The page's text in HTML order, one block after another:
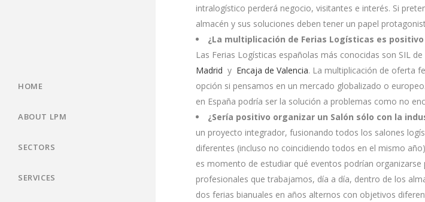
HOME
ABOUT LPM
SECTORS
SERVICES
intralogístico perderá negocio, visitantes e interés. Si
almacén y sus soluciones deben tener un papel
¿La multiplicación de Ferias Logísticas es
Las Ferias Logísticas españolas más conocidas son SIL
Madrid y Encaja de Valencia. La multiplicación de oferta
opción si pensamos en un mercado globalizado o
en España podría ser la solución a problemas como no
¿Sería positivo organizar un Salón sólo con la
un proyecto integrador, fusionando todos los salones
diferentes (incluso no coincidiendo todos en el mismo
es momento de estudiar qué eventos podrían
profesionales que trabajamos, día a día, dentro de los
dos ferias bianuales en años alternos con objetivos